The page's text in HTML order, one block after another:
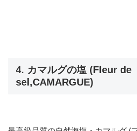
4. カマルグの塩 (Fleur de
sel,CAMARGUE)